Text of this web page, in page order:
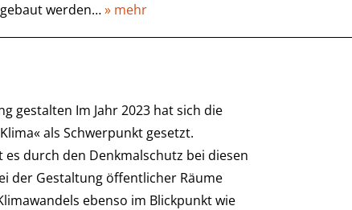
werden…» mehr
gestalten Im Jahr 2023 hat sich die
als Schwerpunkt gesetzt.
durch den Denkmalschutz bei diesen
der Gestaltung öffentlicher Räume
ebenso im Blickpunkt wie